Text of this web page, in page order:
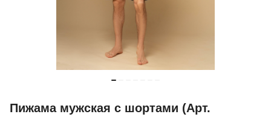
Пижама мужская с шортами (Арт.